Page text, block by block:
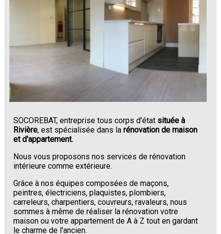
SOCOREBAT, entreprise tous corps d'état située à
Rivière, est spécialisée dans larénovation de maison
et d'appartement.
Nous vous proposons nos services de rénovation
intérieure comme extérieure.
Grâce à nos équipes composées de maçons,
peintres, électriciens, plaquistes, plombiers,
carreleurs, charpentiers, couvreurs, ravaleurs, nous
sommes à même de réaliser la rénovation votre
maison ou votre appartement de A à Z tout en gardant
le charme de l'ancien.